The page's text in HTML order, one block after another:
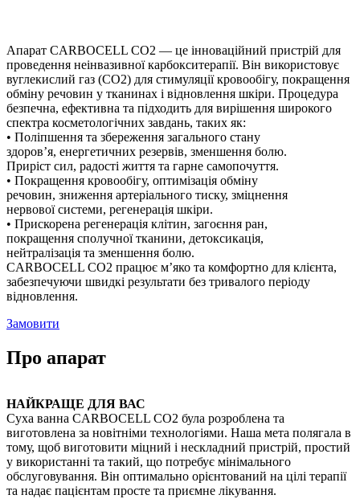
Апарат CARBOCELL CO2 — це інноваційний пристрій для
проведення неінвазивної карбокситерапії. Він використовує
вуглекислий газ (CO2) для стимуляції кровообігу, покращення
обміну речовин у тканинах і відновлення шкіри. Процедура
безпечна, ефективна та підходить для вирішення широкого
спектра косметологічних завдань, таких як:
• Поліпшення та збереження загального стану
здоров’я, енергетичних резервів, зменшення болю.
Приріст сил, радості життя та гарне самопочуття.
• Покращення кровообігу, оптимізація обміну
речовин, зниження артеріального тиску, зміцнення
нервової системи, регенерація шкіри.
• Прискорена регенерація клітин, загоєння ран,
покращення сполучної тканини, детоксикація,
нейтралізація та зменшення болю.
CARBOCELL CO2 працює м’яко та комфортно для клієнта,
забезпечуючи швидкі результати без тривалого періоду
відновлення.
Замовити
Про апарат
НАЙКРАЩЕ ДЛЯ ВАС
Суха ванна CARBOCELL CO2 була розроблена та
виготовлена за новітніми технологіями. Наша мета полягала в
тому, щоб виготовити міцний і нескладний пристрій, простий
у використанні та такий, що потребує мінімального
обслуговування. Він оптимально орієнтований на цілі терапії
та надає пацієнтам просте та приємне лікування.